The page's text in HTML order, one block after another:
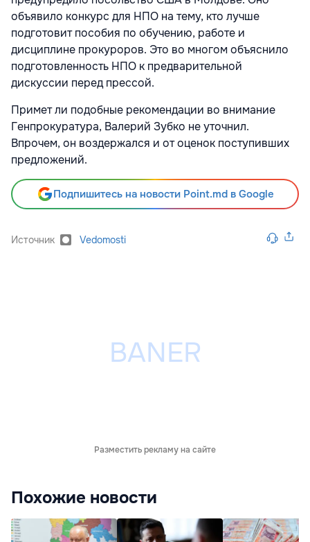
объявило конкурс для НПО на тему, кто лучше
подготовит пособия по обучению, работе и
дисциплине прокуроров. Это во многом объяснило
подготовленность НПО к предварительной
дискуссии перед прессой.
Примет ли подобные рекомендации во внимание
Генпрокуратура, Валерий Зубко не уточнил.
Впрочем, он воздержался и от оценок поступивших
предложений.
Подпишитесь на новости Point.md в Google
Источник Vedomosti
Разместить рекламу на сайте
Похожие новости